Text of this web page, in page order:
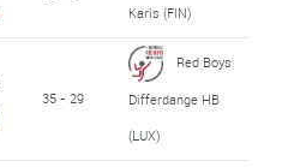
Karis (FIN)
35 - 29
Red Boys
Differdange HB
(LUX)